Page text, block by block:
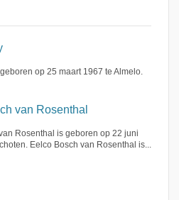
op 25 maart 1967 te Almelo.
van Rosenthal
Rosenthal is geboren op 22 juni
Eelco Bosch van Rosenthal is...